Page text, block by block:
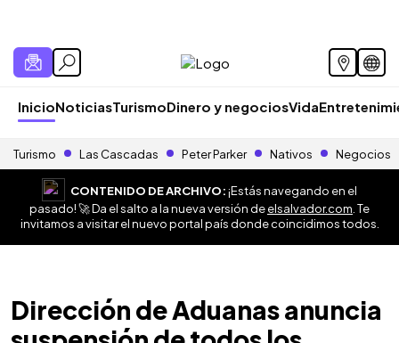
InicioNoticiasTurismoDinero y negociosVida
Turismo Las Cascadas Peter Parker Nativos Negocios
CONTENIDO DE ARCHIVO:¡Estás navegando en el
pasado! 🚀 Da el salto a la nueva versión deelsalvador.com . Te
invitamos a visitar el nuevo portal país donde coincidimos todos.
Dirección de Aduanas anuncia